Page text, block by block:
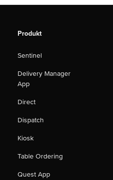
Produkt
Sentinel
Delivery Manager
App
Direct
Dispatch
Kiosk
Table Ordering
Quest App